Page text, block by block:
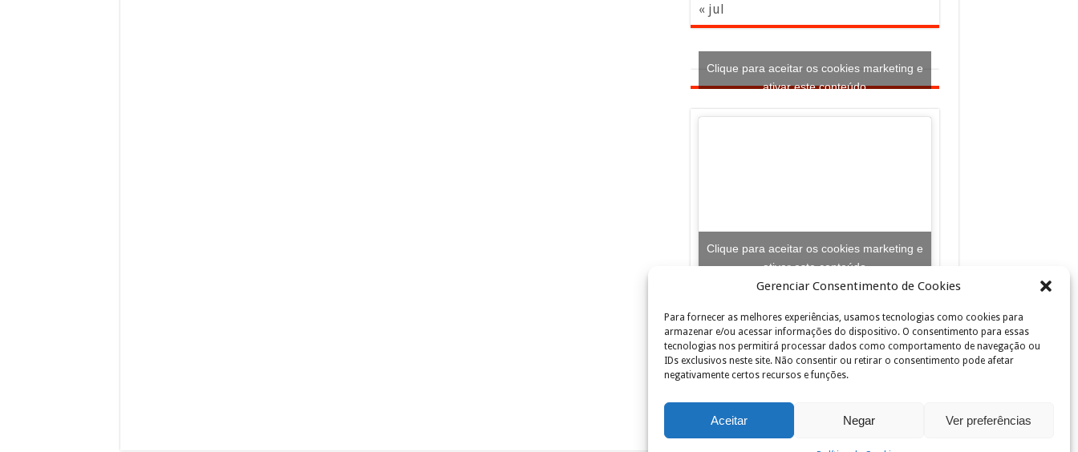
Gerenciar Consentimento de Cookies
Para fornecer as melhores experiências, usamos tecnologias como cookies para
armazenar e/ou acessar informações do dispositivo. O consentimento para essas
tecnologias nos permitirá processar dados como comportamento de navegação ou
IDs exclusivos neste site. Não consentir ou retirar o consentimento pode afetar
negativamente certos recursos e funções.
Aceitar Negar Ver preferências
« jul
Clique para aceitar os cookies marketing e
ativar este conteúdo
Clique para aceitar os cookies marketing e
ativar este conteúdo